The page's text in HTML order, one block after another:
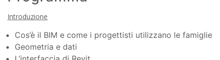
Introduzione
Cos’è il BIM e come i progettisti utilizzano le famiglie
Geometria e dati